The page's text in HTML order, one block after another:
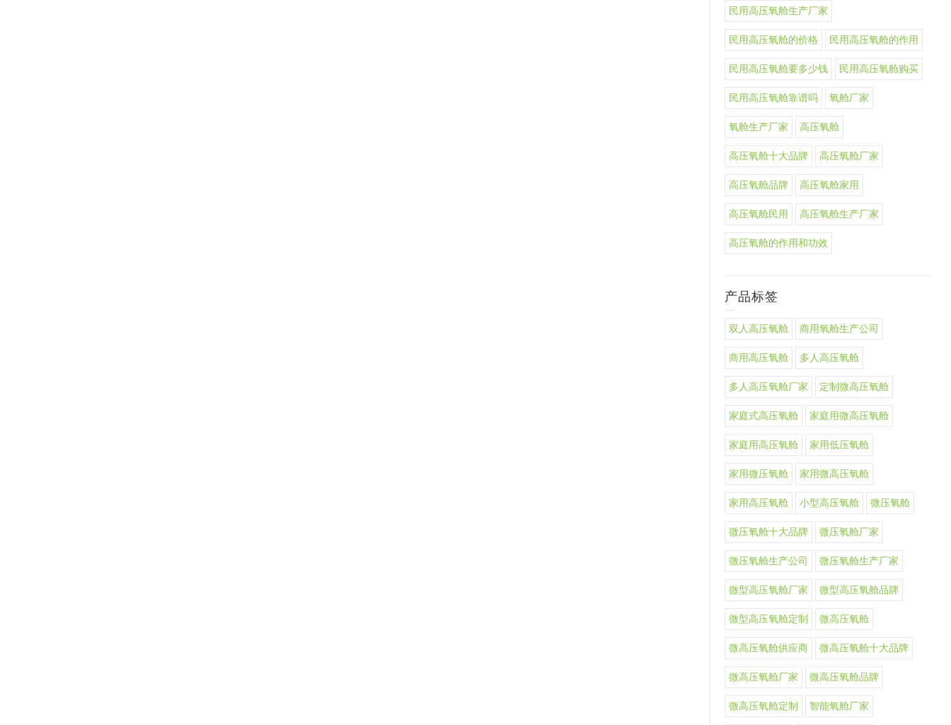
民用高压氧舱生产厂家
民用高压氧舱的价格 民用高压氧舱的作用
民用高压氧舱要多少钱 民用高压氧舱购买
民用高压氧舱靠谱吗 氧舱厂家
氧舱生产厂家 高压氧舱
高压氧舱十大品牌 高压氧舱厂家
高压氧舱品牌 高压氧舱家用
高压氧舱民用 高压氧舱生产厂家
高压氧舱的作用和功效
产品标签
双人高压氧舱 商用氧舱生产公司
商用高压氧舱 多人高压氧舱
多人高压氧舱厂家 定制微高压氧舱
家庭式高压氧舱 家庭用微高压氧舱
家庭用高压氧舱 家用低压氧舱
家用微压氧舱 家用微高压氧舱
家用高压氧舱 小型高压氧舱 微压氧舱
微压氧舱十大品牌 微压氧舱厂家
微压氧舱生产公司 微压氧舱生产厂家
微型高压氧舱厂家 微型高压氧舱品牌
微型高压氧舱定制 微高压氧舱
微高压氧舱供应商 微高压氧舱十大品牌
微高压氧舱厂家 微高压氧舱品牌
微高压氧舱定制 智能氧舱厂家